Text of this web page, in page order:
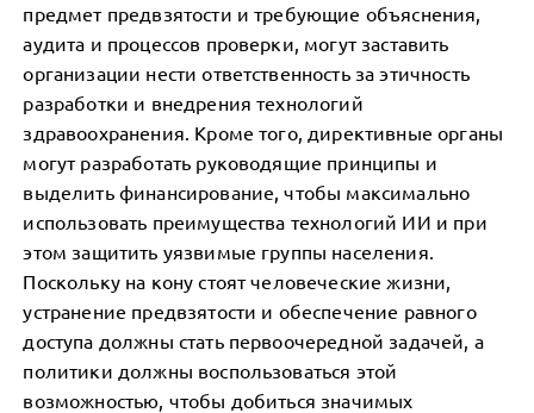
предмет предвзятости и требующие объяснения,
аудита и процессов проверки, могут заставить
организации нести ответственность за этичность
разработки и внедрения технологий
здравоохранения. Кроме того, директивные органы
могут разработать руководящие принципы и
выделить финансирование, чтобы максимально
использовать преимущества технологий ИИ и при
этом защитить уязвимые группы населения.
Поскольку на кону стоят человеческие жизни,
устранение предвзятости и обеспечение равного
доступа должны стать первоочередной задачей, а
политики должны воспользоваться этой
возможностью, чтобы добиться значимых